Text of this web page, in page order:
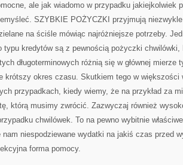
ale jak wiadomo w przypadku jakiejkolwiek
SZYBKIE POŻYCZKI przyjmują
na ściśle mówiąc najróżniejsze potrzeby.
typu kredytów są z pewnością pożyczki
długoterminowych różnią się w głównej mierze
krótszy okres czasu. Skutkiem tego w większości
przypadkach, kiedy wiemy, że na przykład za
którą musimy zwrócić. Zazwyczaj również
chwilówek. To na pewno wybitnie
nam niespodziewane wydatki na jakiś czas przed
forma pomocy.